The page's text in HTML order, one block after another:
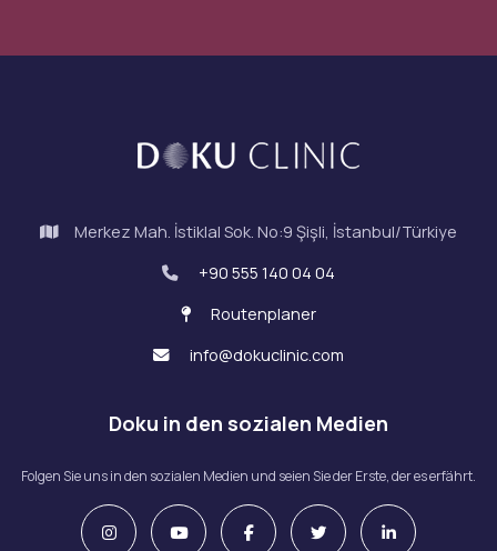
Merkez Mah. İstiklal Sok. No:9 Şişli, İstanbul/Türkiye
+90 555 140 04 04
Routenplaner
info@dokuclinic.com
Doku in den sozialen Medien
Folgen Sie uns in den sozialen Medien und seien Sie der Erste, der es erfährt.